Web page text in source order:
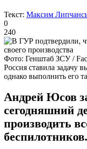
Текст: Максим
0
240
Фото: Генштаб ЗСУ /
Россия ставила задачу
однако выполнить его
Андрей Юсов
сегодняшний
производить
беспилотников.